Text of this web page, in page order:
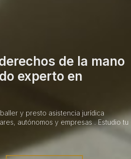
de la mano
experto en
y presto asistencia jurídica
autónomos y empresas . Estudio tu